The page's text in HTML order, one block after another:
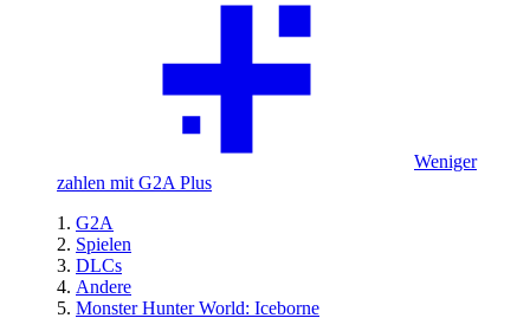
Weniger
zahlen mit G2A Plus
G2A
Spielen
DLCs
Andere
Monster Hunter World: Iceborne